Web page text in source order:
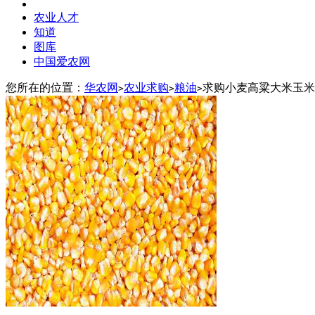
农业人才
知道
图库
中国爱农网
您所在的位置： 华农网 >农业求购>粮油>求购小麦高粱大米玉